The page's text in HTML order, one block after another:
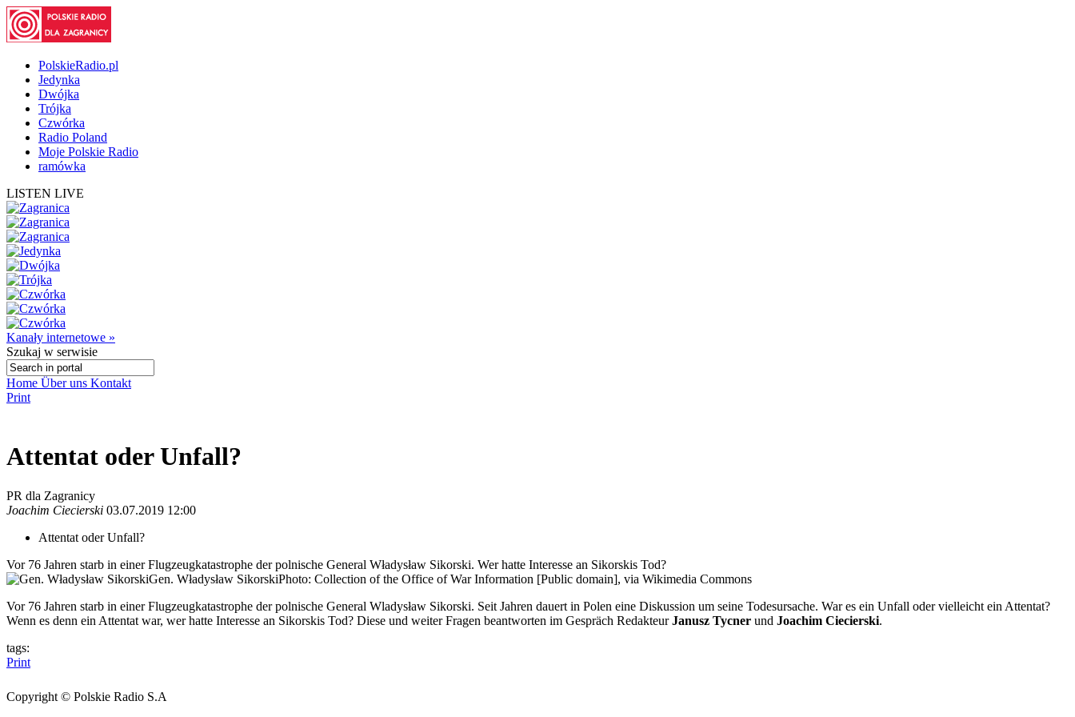
PolskieRadio.pl
Jedynka
Dwójka
Trójka
Czwórka
Radio Poland
Moje Polskie Radio
ramówka
LISTEN LIVE
Kanały internetowe »
Szukaj w serwisie
Home Über uns Kontakt
Print
Attentat oder Unfall?
PR dla Zagranicy
Joachim Ciecierski 03.07.2019 12:00
Attentat oder Unfall?
Vor 76 Jahren starb in einer Flugzeugkatastrophe der polnische General Władysław Sikorski. Wer hatte Interesse an Sikorskis Tod?
Gen. Władysław SikorskiPhoto: Collection of the Office of War Information [Public domain], via Wikimedia Commons
Vor 76 Jahren starb in einer Flugzeugkatastrophe der polnische General Wladysław Sikorski. Seit Jahren dauert in Polen eine Diskussion um seine Todesursache. War es ein Unfall oder vielleicht ein Attentat?
Wenn es denn ein Attentat war, wer hatte Interesse an Sikorskis Tod? Diese und weiter Fragen beantworten im Gespräch RedakteurJanusz Tycner und Joachim Ciecierski.
tags:
Print
Copyright © Polskie Radio S.A